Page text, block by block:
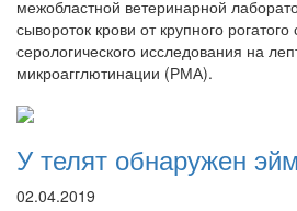
межобластной ветеринарной
сывороток крови от крупного рогатого
серологического исследования на
микроагглютинации (РМА).
У телят обнаружен
02.04.2019